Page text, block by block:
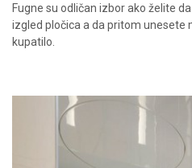
Fugne su odličan izbor ako želite
izgled pločica a da pritom unesete
kupatilo.